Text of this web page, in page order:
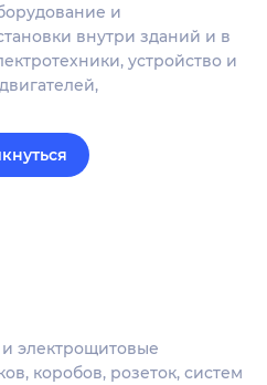
и
внутри зданий и в
устройство и
электрощитовые
коробов, розеток, систем